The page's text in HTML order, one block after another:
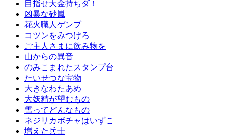
目指せ大金持ちダ！
凶暴な砂嵐
花火職人ゲンブ
コツンをみつけろ
ご主人さまに飲み物を
山からの異音
のみこまれたスタンプ台
たいせつな宝物
大きなわたあめ
大妖精が望むもの
雪ってどんなもの
ネジリカボチャはいずこ
増えた兵士